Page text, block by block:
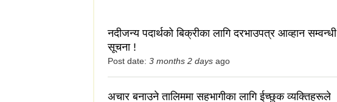
नदीजन्य पदार्थको बिक्रीका लागि दरभाउपत्र आव्हान सम्वन्धी
सूचना !
Post date: 3 months 2 days ago
अचार बनाउने तालिममा सहभागीका लागि ईच्छुक व्यक्तिहरूले